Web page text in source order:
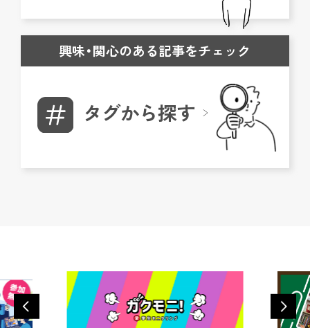
興味・関心のある記事をチェック
タグから探す